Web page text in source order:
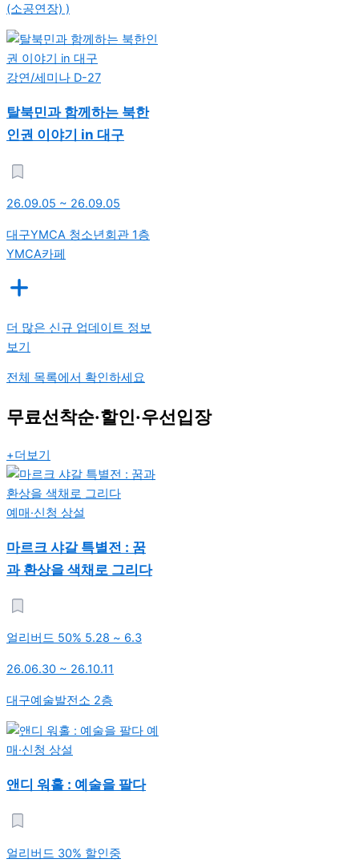
(소공연장) )
강연/세미나 D-27
탈북민과 함께하는 북한
인권 이야기 in 대구
26.09.05 ~ 26.09.05
대구YMCA 청소년회관 1층
YMCA카페
더 많은 신규 업데이트 정보
보기
전체 목록에서 확인하세요
무료선착순·할인·우선입장
+더보기
예매·신청 상설
마르크 샤갈 특별전 : 꿈
과 환상을 색채로 그리다
얼리버드 50% 5.28 ~ 6.3
26.06.30 ~ 26.10.11
대구예술발전소 2층
예
매·신청 상설
앤디 워홀 : 예술을 팔다
얼리버드 30% 할인중